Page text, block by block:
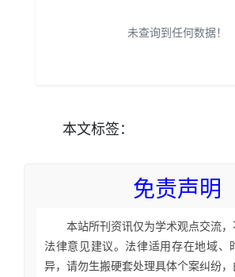
未查询到任何数据！
本文标签：
免责声明
本站所刊资讯仅为学术观点交流
法律意见建议。法律适用存在地域、
异，请勿生搬硬套处理具体个案纠纷